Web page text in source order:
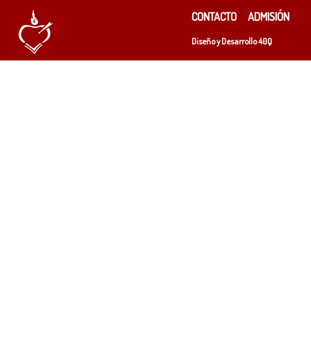
CONTACTO ADMISIÓN
Diseño y Desarrollo40Q